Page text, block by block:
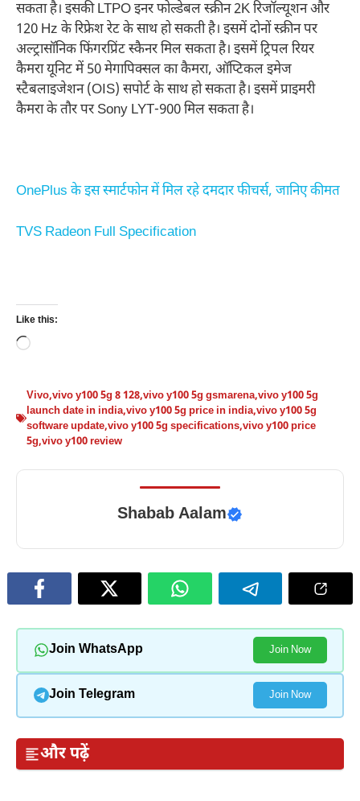
सकता है। इसकी LTPO इनर फोल्डेबल स्क्रीन 2K रिजॉल्यूशन और
120 Hz के रिफ्रेश रेट के साथ हो सकती है। इसमें दोनों स्क्रीन पर
अल्ट्रासॉनिक फिंगरप्रिंट स्कैनर मिल सकता है। इसमें ट्रिपल रियर
कैमरा यूनिट में 50 मेगापिक्सल का कैमरा, ऑप्टिकल इमेज
स्टैबलाइजेशन (OIS) सपोर्ट के साथ हो सकता है। इसमें प्राइमरी
कैमरा के तौर पर Sony LYT-900 मिल सकता है।
OnePlus के इस स्मार्टफोन में मिल रहे दमदार फीचर्स, जानिए कीमत
TVS Radeon Full Specification
Like this:
Loading…
Vivo,vivo y100 5g 8 128,vivo y100 5g gsmarena,vivo y100 5g
launch date in india,vivo y100 5g price in india,vivo y100 5g
software update,vivo y100 5g specifications,vivo y100 price
5g,vivo y100 review
Shabab Aalam
Join WhatsApp Join Now
Join Telegram Join Now
और पढ़ें